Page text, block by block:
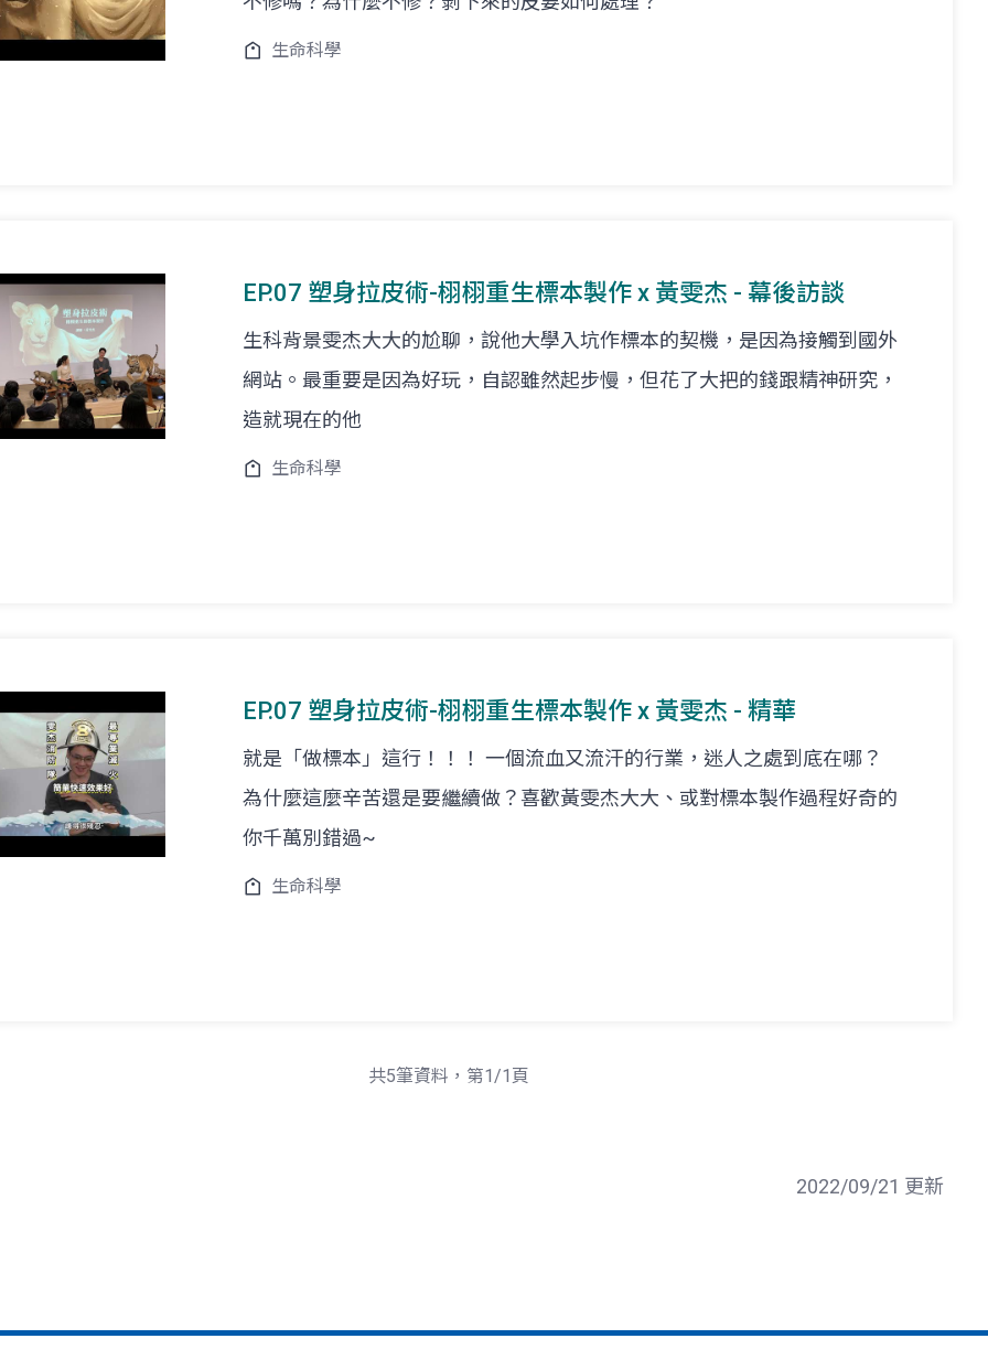
生命科學
EP.07 塑身拉皮術-栩栩重生標本製作 x 黃雯杰 - 幕後訪談
生科背景雯杰大大的尬聊，說他大學入坑作標本的契機，是因為接觸到國外
網站。最重要是因為好玩，自認雖然起步慢，但花了大把的錢跟精神研究，
造就現在的他
生命科學
EP.07 塑身拉皮術-栩栩重生標本製作 x 黃雯杰 - 精華
就是「做標本」這行！！！ 一個流血又流汗的行業，迷人之處到底在哪？
為什麼這麼辛苦還是要繼續做？喜歡黃雯杰大大、或對標本製作過程好奇的
你千萬別錯過~
生命科學
共5筆資料，第1/1頁
2022/09/21 更新